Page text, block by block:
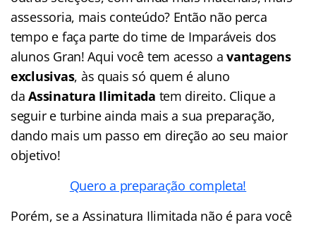
assessoria, mais conteúdo? Então não perca
tempo e faça parte do time de Imparáveis dos
alunos Gran! Aqui você tem acesso avantagens
exclusivas, às quais só quem é aluno
daAssinatura Ilimitada tem direito. Clique a
seguir e turbine ainda mais a sua preparação,
dando mais um passo em direção ao seu maior
objetivo!
Quero a preparação completa!
Porém, se a Assinatura Ilimitada não é para você